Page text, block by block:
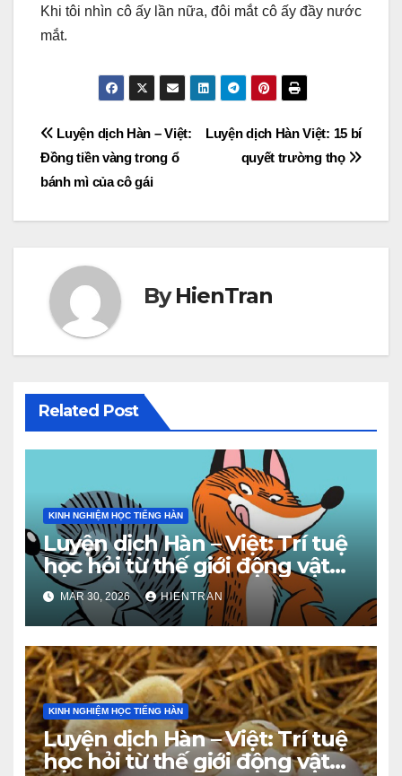
Khi tôi nhìn cô ấy lần nữa, đôi mắt cô ấy đầy nước
mắt.
Post
navigation
Luyện dịch Hàn Việt: 15 bí
quyết trường thọ
Luyện dịch Hàn – Việt:
Đồng tiền vàng trong ổ
bánh mì của cô gái
ByHienTran
Related Post
KINH NGHIỆM HỌC TIẾNG HÀN
Luyện dịch Hàn – Việt: Trí tuệ
học hỏi từ thế giới động vật
(Phần 2)
MAR 30, 2026 HIENTRAN
KINH NGHIỆM HỌC TIẾNG HÀN
Luyện dịch Hàn – Việt: Trí tuệ
học hỏi từ thế giới động vật